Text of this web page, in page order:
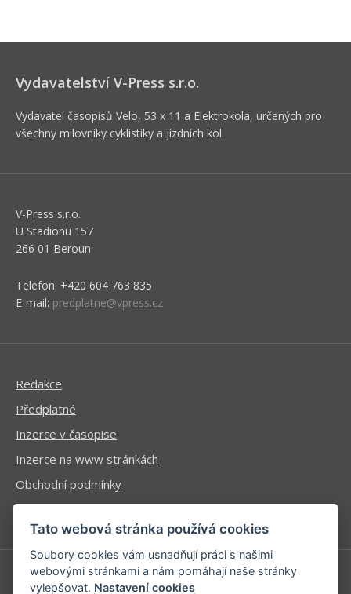
Vydavatelství V-Press s.r.o.
Vydavatel časopisů Velo, 53 x 11 a Elektrokola, určených pro
všechny milovníky cyklistiky a jízdních kol.
V-Press s.r.o.
U Stadionu 157
266 01 Beroun
Telefon: +420 604 763 835
E-mail: predplatne@vpress.cz
Redakce
Předplatné
Inzerce v časopise
Inzerce na www stránkách
Obchodní podmínky
Ochrana osobních údajů
Příhlášení | Registrace
Tato webová stránka používá cookies
Soubory cookies vám usnadňují práci s našimi
webovými stránkami a nám pomáhají naše stránky
vylepšovat. Nastavení cookies